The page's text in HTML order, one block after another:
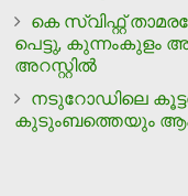
കെ സ്വിഫ്റ്റ്
പെട്ടു, കുന്നംകുളം
അറസ്റ്റില്‍
നടുറോഡിലെ
കുടുംബത്തെയും